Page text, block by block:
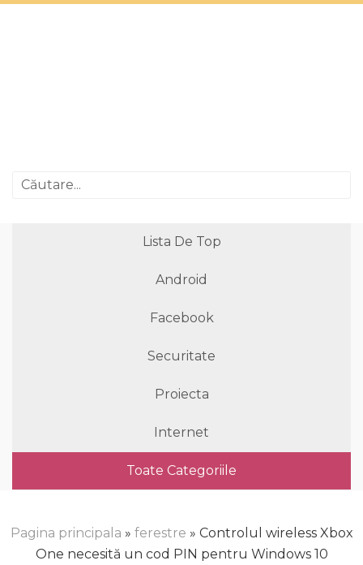
Lista De Top
Android
Facebook
Securitate
Proiecta
Internet
Toate Categoriile
Pagina principala » ferestre » Controlul wireless Xbox
One necesită un cod PIN pentru Windows 10